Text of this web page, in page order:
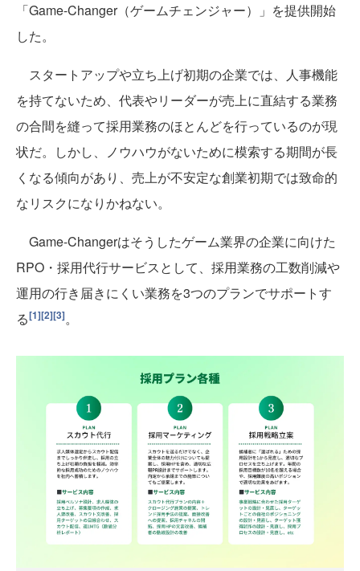
「Game-Changer（ゲームチェンジャー）」を提供開始
した。
スタートアップや立ち上げ初期の企業では、人事機能
を持てないため、代表やリーダーが売上に直結する業務
の合間を縫って採用業務のほとんどを行っているのが現
状だ。しかし、ノウハウがないために模索する期間が長
くなる傾向があり、売上が不安定な創業初期では致命的
なリスクになりかねない。
Game-Changerはそうしたゲーム業界の企業に向けた
RPO・採用代行サービスとして、採用業務の工数削減や
運用の行き届きにくい業務を3つのプランでサポートす
る[1][2][3]。